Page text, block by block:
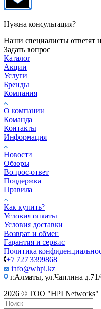
Нужна консультация?
Наши специалисты ответят
Задать вопрос
Каталог
Акции
Услуги
Бренды
Компания
О компании
Команда
Контакты
Информация
Новости
Обзоры
Вопрос-ответ
Поддержка
Правила
Как купить?
Условия оплаты
Условия доставки
Возврат и обмен
Гарантия и сервис
Политика
+7 727 3399868
info@whpi.kz
г.Алматы, ул.Чаплина
2026 © ТОО "HPI Networks"